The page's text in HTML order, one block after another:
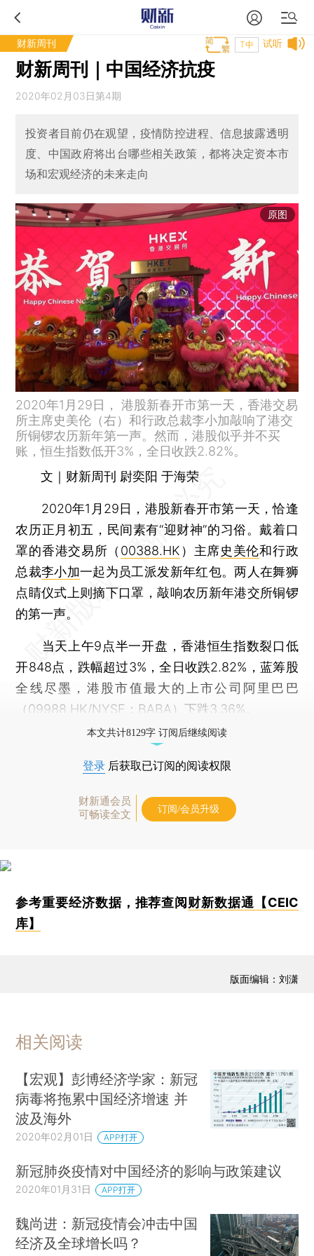
财新周刊 试听
T中
财新周刊｜中国经济抗疫
2020年02月03日第4期
投资者目前仍在观望，疫情防控进程、信息披露透明
度、中国政府将出台哪些相关政策，都将决定资本市
场和宏观经济的未来走向
原图
2020年1月29日， 港股新春开市第一天，香港交易
所主席史美伦（右）和行政总裁李小加敲响了港交
所铜锣农历新年第一声。然而，港股似乎并不买
账，恒生指数低开3%，全日收跌2.82%。
文｜财新周刊 尉奕阳 于海荣
2020年1月29日，港股新春开市第一天，恰逢
农历正月初五，民间素有“迎财神”的习俗。戴着口
罩的香港交易所（ 00388.HK ）主席史美伦和行政
总裁李小加一起为员工派发新年红包。两人在舞狮
点睛仪式上则摘下口罩，敲响农历新年港交所铜锣
的第一声。
当天上午9点半一开盘，香港恒生指数裂口低
开848点，跌幅超过3%，全日收跌2.82%，蓝筹股
全线尽墨，港股市值最大的上市公司阿里巴巴
（09988.HK/NYSE：BABA）下跌3.36%。
本文共计8129字 订阅后继续阅读
登录 后获取已订阅的阅读权限
财新通会员
可畅读全文
订阅/会员升级
参考重要经济数据，推荐查阅财新数据通【CEIC
库】
版面编辑：刘潇
相关阅读
【宏观】彭博经济学家：新冠
病毒将拖累中国经济增速 并
波及海外
2020年02月01日 APP打开
新冠肺炎疫情对中国经济的影响与政策建议
2020年01月31日 APP打开
魏尚进：新冠疫情会冲击中国
经济及全球增长吗？